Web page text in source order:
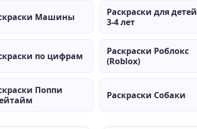
Машины
Раскраски для детей
3-4 лет
по цифрам
Раскраски Роблокс
(Roblox)
Поппи
Раскраски Собаки